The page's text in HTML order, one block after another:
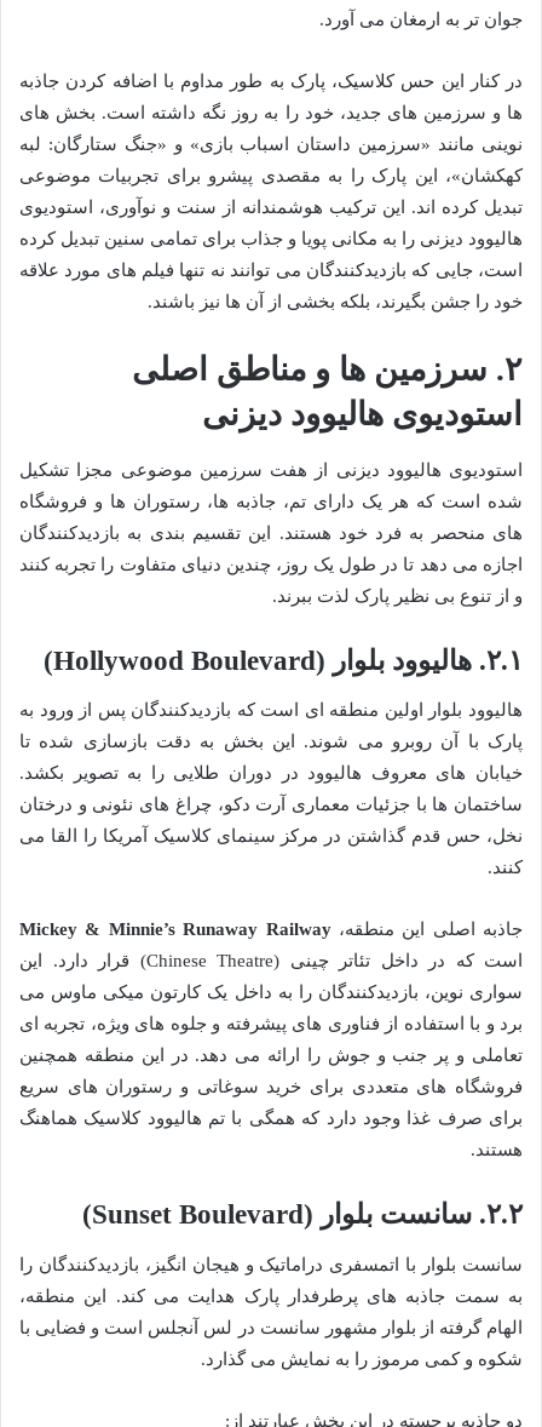
جوان تر به ارمغان می آورد.
در کنار این حس کلاسیک، پارک به طور مداوم با اضافه کردن جاذبه
ها و سرزمین های جدید، خود را به روز نگه داشته است. بخش های
نوینی مانند «سرزمین داستان اسباب بازی» و «جنگ ستارگان: لبه
کهکشان»، این پارک را به مقصدی پیشرو برای تجربیات موضوعی
تبدیل کرده اند. این ترکیب هوشمندانه از سنت و نوآوری، استودیوی
هالیوود دیزنی را به مکانی پویا و جذاب برای تمامی سنین تبدیل کرده
است، جایی که بازدیدکنندگان می توانند نه تنها فیلم های مورد علاقه
خود را جشن بگیرند، بلکه بخشی از آن ها نیز باشند.
۲. سرزمین ها و مناطق اصلی
استودیوی هالیوود دیزنی
استودیوی هالیوود دیزنی از هفت سرزمین موضوعی مجزا تشکیل
شده است که هر یک دارای تم، جاذبه ها، رستوران ها و فروشگاه
های منحصر به فرد خود هستند. این تقسیم بندی به بازدیدکنندگان
اجازه می دهد تا در طول یک روز، چندین دنیای متفاوت را تجربه کنند
و از تنوع بی نظیر پارک لذت ببرند.
۲.۱. هالیوود بلوار (Hollywood Boulevard)
هالیوود بلوار اولین منطقه ای است که بازدیدکنندگان پس از ورود به
پارک با آن روبرو می شوند. این بخش به دقت بازسازی شده تا
خیابان های معروف هالیوود در دوران طلایی را به تصویر بکشد.
ساختمان ها با جزئیات معماری آرت دکو، چراغ های نئونی و درختان
نخل، حس قدم گذاشتن در مرکز سینمای کلاسیک آمریکا را القا می
کنند.
جاذبه اصلی این منطقه،Mickey & Minnie’s Runaway Railway
است که در داخل تئاتر چینی (Chinese Theatre) قرار دارد. این
سواری نوین، بازدیدکنندگان را به داخل یک کارتون میکی ماوس می
برد و با استفاده از فناوری های پیشرفته و جلوه های ویژه، تجربه ای
تعاملی و پر جنب و جوش را ارائه می دهد. در این منطقه همچنین
فروشگاه های متعددی برای خرید سوغاتی و رستوران های سریع
برای صرف غذا وجود دارد که همگی با تم هالیوود کلاسیک هماهنگ
هستند.
۲.۲. سانست بلوار (Sunset Boulevard)
سانست بلوار با اتمسفری دراماتیک و هیجان انگیز، بازدیدکنندگان را
به سمت جاذبه های پرطرفدار پارک هدایت می کند. این منطقه،
الهام گرفته از بلوار مشهور سانست در لس آنجلس است و فضایی با
شکوه و کمی مرموز را به نمایش می گذارد.
دو جاذبه برجسته در این بخش عبارتند از: